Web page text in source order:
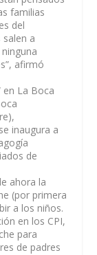
familias
del
a
afirmó
en La Boca
inaugura a
de
ahora la
(por primera
a los niños.
en los CPI,
para
de padres